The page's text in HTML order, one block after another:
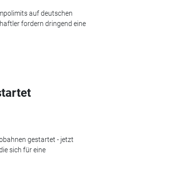
auf deutschen
fordern dringend eine
gestartet - jetzt
sich für eine